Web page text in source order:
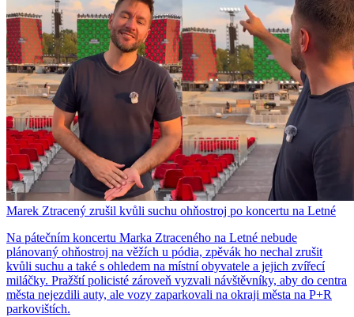
Marek Ztracený zrušil kvůli suchu ohňostroj po koncertu na Letné
Na pátečním koncertu Marka Ztraceného na Letné nebude
plánovaný ohňostroj na věžích u pódia, zpěvák ho nechal zrušit
kvůli suchu a také s ohledem na místní obyvatele a jejich zvířecí
miláčky. Pražští policisté zároveň vyzvali návštěvníky, aby do centra
města nejezdili auty, ale vozy zaparkovali na okraji města na P+R
parkovištích.